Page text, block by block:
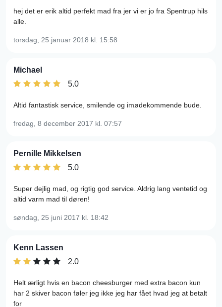
hej det er erik altid perfekt mad fra jer vi er jo fra Spentrup hils
alle.
torsdag, 25 januar 2018 kl. 15:58
Michael
5.0
Altid fantastisk service, smilende og imødekommende bude.
fredag, 8 december 2017 kl. 07:57
Pernille Mikkelsen
5.0
Super dejlig mad, og rigtig god service. Aldrig lang ventetid og
altid varm mad til døren!
søndag, 25 juni 2017 kl. 18:42
Kenn Lassen
2.0
Helt ærligt hvis en bacon cheesburger med extra bacon kun
har 2 skiver bacon føler jeg ikke jeg har fået hvad jeg at betalt
for